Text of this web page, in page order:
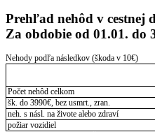
Prehľad nehôd v cestnej
Za obdobie od 01.01. do
Nehody podľa následkov (škoda v 10€)
Počet nehôd celkom
šk. do 3990€, bez usmrt., zran.
neh. s násl. na živote alebo zdraví
požiar vozidiel